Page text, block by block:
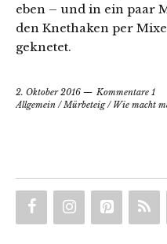
eben – und in ein paar
den Knethaken per
geknetet.
2. Oktober 2016
Kommentare 1
Allgemein / Mürbeteig/ Wie macht